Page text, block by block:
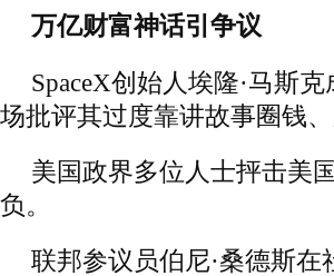
万亿财富神话引争议
SpaceX创始人埃隆·马斯
场批评其过度靠讲故事圈钱
美国政界多位人士抨击美
负。
联邦参议员伯尼·桑德斯